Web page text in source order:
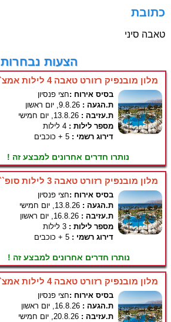
כתובת
טאבה סיני
הצעות נבחרות
מלון מובנפיק רזורט טאבה 4 לילות אמצ``ש
בסיס אירוח :חצי פנסיון
ת.הגעה :
ת.עזיבה :
מספר לילות :
דירוג רשמי :
נותרו חדרים אחרונים למבצע זה !
מלון מובנפיק רזורט טאבה 3 לילות סופ``ש
בסיס אירוח :חצי פנסיון
ת.הגעה :
ת.עזיבה :
מספר לילות :
דירוג רשמי :
נותרו חדרים אחרונים למבצע זה !
מלון מובנפיק רזורט טאבה 4 לילות אמצ``ש
בסיס אירוח :חצי פנסיון
ת.הגעה :
ת.עזיבה :